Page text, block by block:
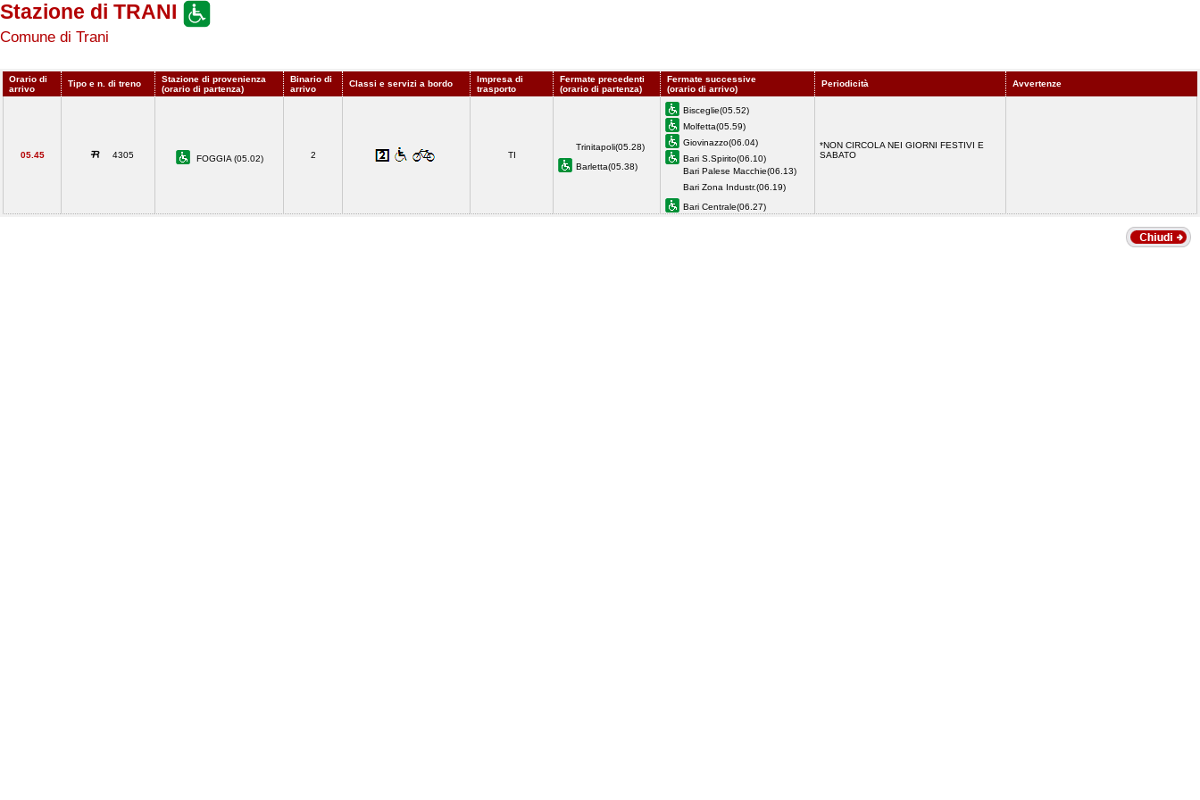
Stazione di TRANI
Comune di Trani
Orario di
arrivo
Tipo e n. di treno
Stazione di provenienza
(orario di partenza)
Binario di
arrivo
Classi e servizi a bordo
Impresa di
trasporto
Fermate precedenti
(orario di partenza)
Fermate successive
(orario di arrivo)
Periodicità Avvertenze
05.45 4305 FOGGIA (05.02) 2 TI
Trinitapoli(05.28)
Barletta(05.38)
Bisceglie(05.52)
Molfetta(05.59)
Giovinazzo(06.04)
Bari S.Spirito(06.10)
Bari Palese Macchie(06.13)
Bari Zona Industr.(06.19)
Bari Centrale(06.27)
*NON CIRCOLA NEI GIORNI FESTIVI E
SABATO